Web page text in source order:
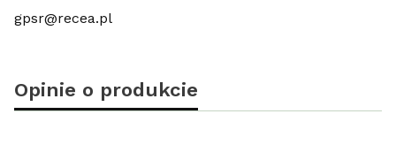
gpsr@recea.pl
Opinie o produkcie